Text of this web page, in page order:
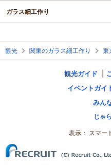
ガラス細工作り
観光 関東のガラス細工作り 東
観光ガイド
イベントガイ
みん
じゃ
表示： スマー